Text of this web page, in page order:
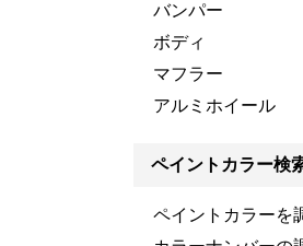
バンパー
ボディ
マフラー
アルミホイール
ペイントカラー検
ペイントカラーを